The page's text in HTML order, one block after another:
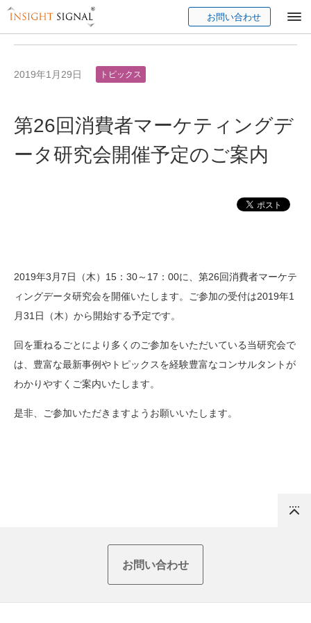
Insight Signal
お問い合わせ
2019年1月29日 トピックス
第26回消費者マーケティングデ
ータ研究会開催予定のご案内
2019年3 月7日（木） 15：30～17：00に、第26回消費者マーケテ
ィングデータ研究会を開催いたします。ご参加の受付は2019年1
月31日（木）から開始する予定です。
回を重ねるごとにより多くのご参加をいただいている当研究会で
は、豊富な最新事例やトピックスを経験豊富なコンサルタントが
わかりやすくご案内いたします。
是非、ご参加いただきますようお願いいたします。
お問い合わせ